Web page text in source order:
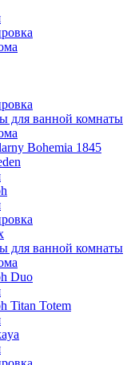
для ванной комнаты
Bohemia 1845
для ванной комнаты
Duo
Titan Totem